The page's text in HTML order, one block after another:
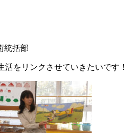
統括部
活をリンクさせていきたいです！